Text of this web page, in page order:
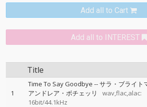
Add all to Cart
Add all to INTEREST
Title
1
Time To Say Goodbye --サラ・ブライト
アンドレア・ボチェッリ
wav,flac,alac:
16bit/44.1kHz